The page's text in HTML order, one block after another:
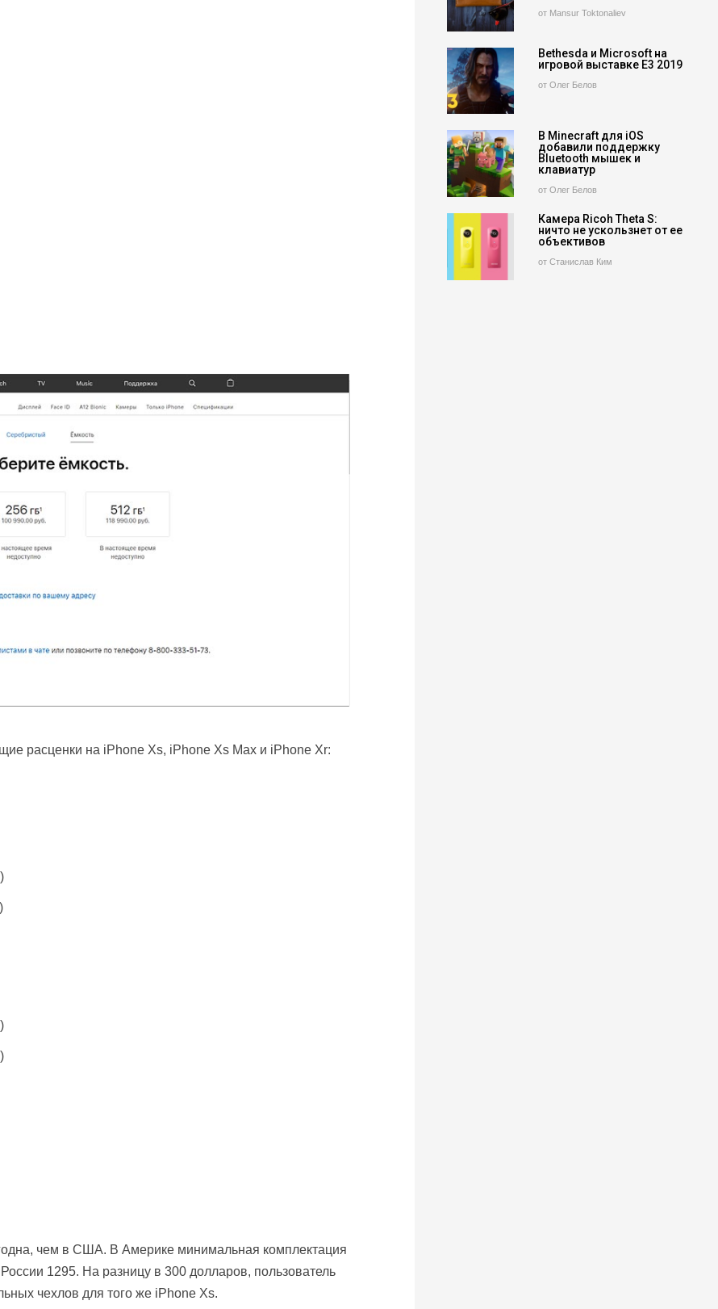
расценки на iPhone Xs, iPhone Xs Max и iPhone Xr:
чем в США. В Америке минимальная комплектация
1295. На разницу в 300 долларов, пользователь
чехлов для того же iPhone Xs.
от Mansur Toktonaliev
Bethesda и Microsoft на
игровой выставке E3 2019
от Олег Белов
В Minecraft для iOS
добавили поддержку
Bluetooth мышек и
клавиатур
от Олег Белов
Камера Ricoh Theta S:
ничто не ускользнет от ее
объективов
от Станислав Ким